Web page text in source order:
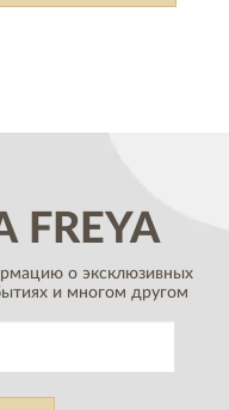
FREYA
о эксклюзивных
и многом другом